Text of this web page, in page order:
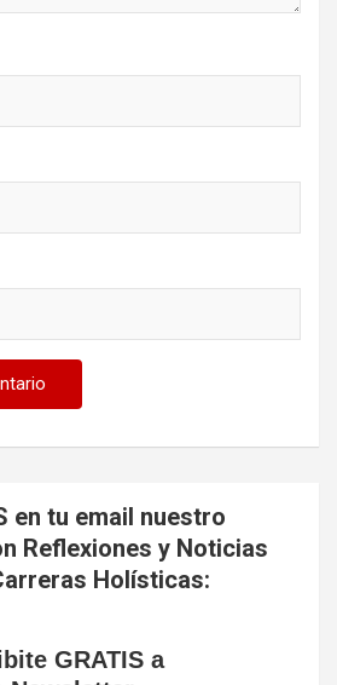
en tu email nuestro
Reflexiones y Noticias
Holísticas:
GRATIS a